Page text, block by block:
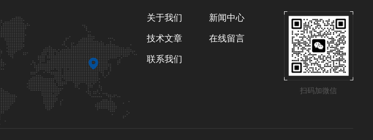
扫码加微信
关于我们 新闻中心
技术文章 在线留言
联系我们